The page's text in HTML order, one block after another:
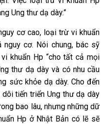
Ung thư dạ dày.”
cơ cao, loại trừ vi khuẩn
cơ. Nói chung, bác sỹ
khuẩn Hp “cho tất cả mọi
thư dạ dày và có nhu cầu
sức khỏe dạ dày. Cho đến
tiến triển Ung thư dạ dày
bao lâu, nhưng những dữ
Hp ở Nhật Bản có lẽ sẽ